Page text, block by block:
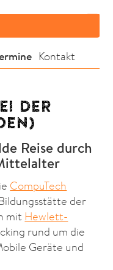
Kontakt
DER
Reise durch
CompuTech
der
mit Hewlett-
rund um die
Geräte und